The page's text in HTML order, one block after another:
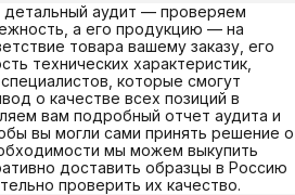
аудит — проверяем
а его продукцию — на
товара вашему заказу, его
технических характеристик,
которые смогут
о качестве всех позиций в
вам подробный отчет аудита и
вы могли сами принять решение о
мы можем выкупить
доставить образцы в Россию
проверить их качество.